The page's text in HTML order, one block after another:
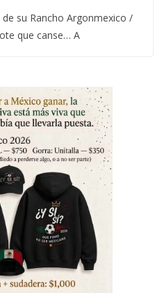
su Rancho Argonmexico /
que canse… A